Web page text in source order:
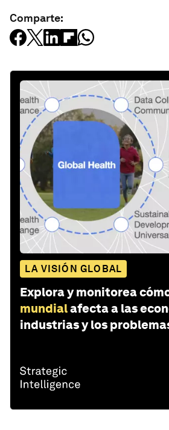
Comparte:
LA VISIÓN GLOBAL
Explora y monitorea
mundialafecta a las
industrias y los